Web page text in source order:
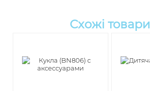
Схожі товари